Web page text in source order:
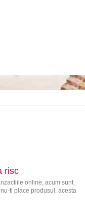
risc
online, acum sunt
ti place produsul, acesta